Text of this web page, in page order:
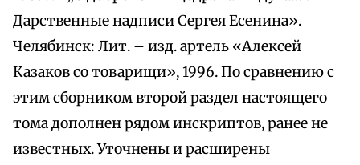
Дарственные надписи Сергея Есенина».
Челябинск: Лит. – изд. артель «Алексей
Казаков со товарищи», 1996. По сравнению с
этим сборником второй раздел настоящего
тома дополнен рядом инскриптов, ранее не
известных. Уточнены и расширены